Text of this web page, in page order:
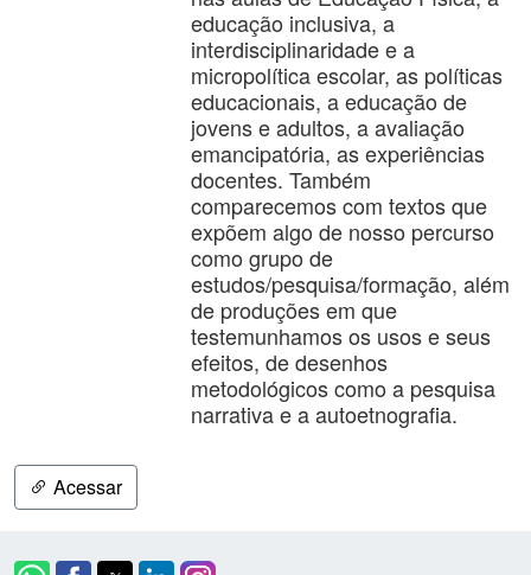
educação inclusiva, a
interdisciplinaridade e a
micropolítica escolar, as políticas
educacionais, a educação de
jovens e adultos, a avaliação
emancipatória, as experiências
docentes. Também
comparecemos com textos que
expõem algo de nosso percurso
como grupo de
estudos/pesquisa/formação, além
de produções em que
testemunhamos os usos e seus
efeitos, de desenhos
metodológicos como a pesquisa
narrativa e a autoetnografia.
Acessar